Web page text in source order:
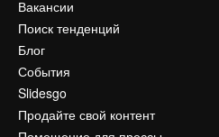
Вакансии
Поиск тенденций
Блог
События
Slidesgo
Продайте свой контент